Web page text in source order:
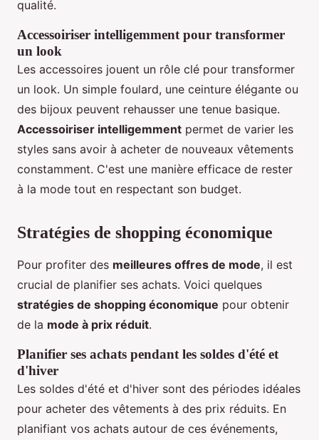
qualité.
Accessoiriser intelligemment pour transformer
un look
Les accessoires jouent un rôle clé pour transformer
un look. Un simple foulard, une ceinture élégante ou
des bijoux peuvent rehausser une tenue basique.
Accessoiriser intelligemment permet de varier les
styles sans avoir à acheter de nouveaux vêtements
constamment. C'est une manière efficace de rester
à la mode tout en respectant son budget.
Stratégies de shopping économique
Pour profiter des meilleures offres de mode, il est
crucial de planifier ses achats. Voici quelques
stratégies de shopping économique pour obtenir
de la mode à prix réduit.
Planifier ses achats pendant les soldes d'été et
d'hiver
Les soldes d'été et d'hiver sont des périodes idéales
pour acheter des vêtements à des prix réduits. En
planifiant vos achats autour de ces événements,